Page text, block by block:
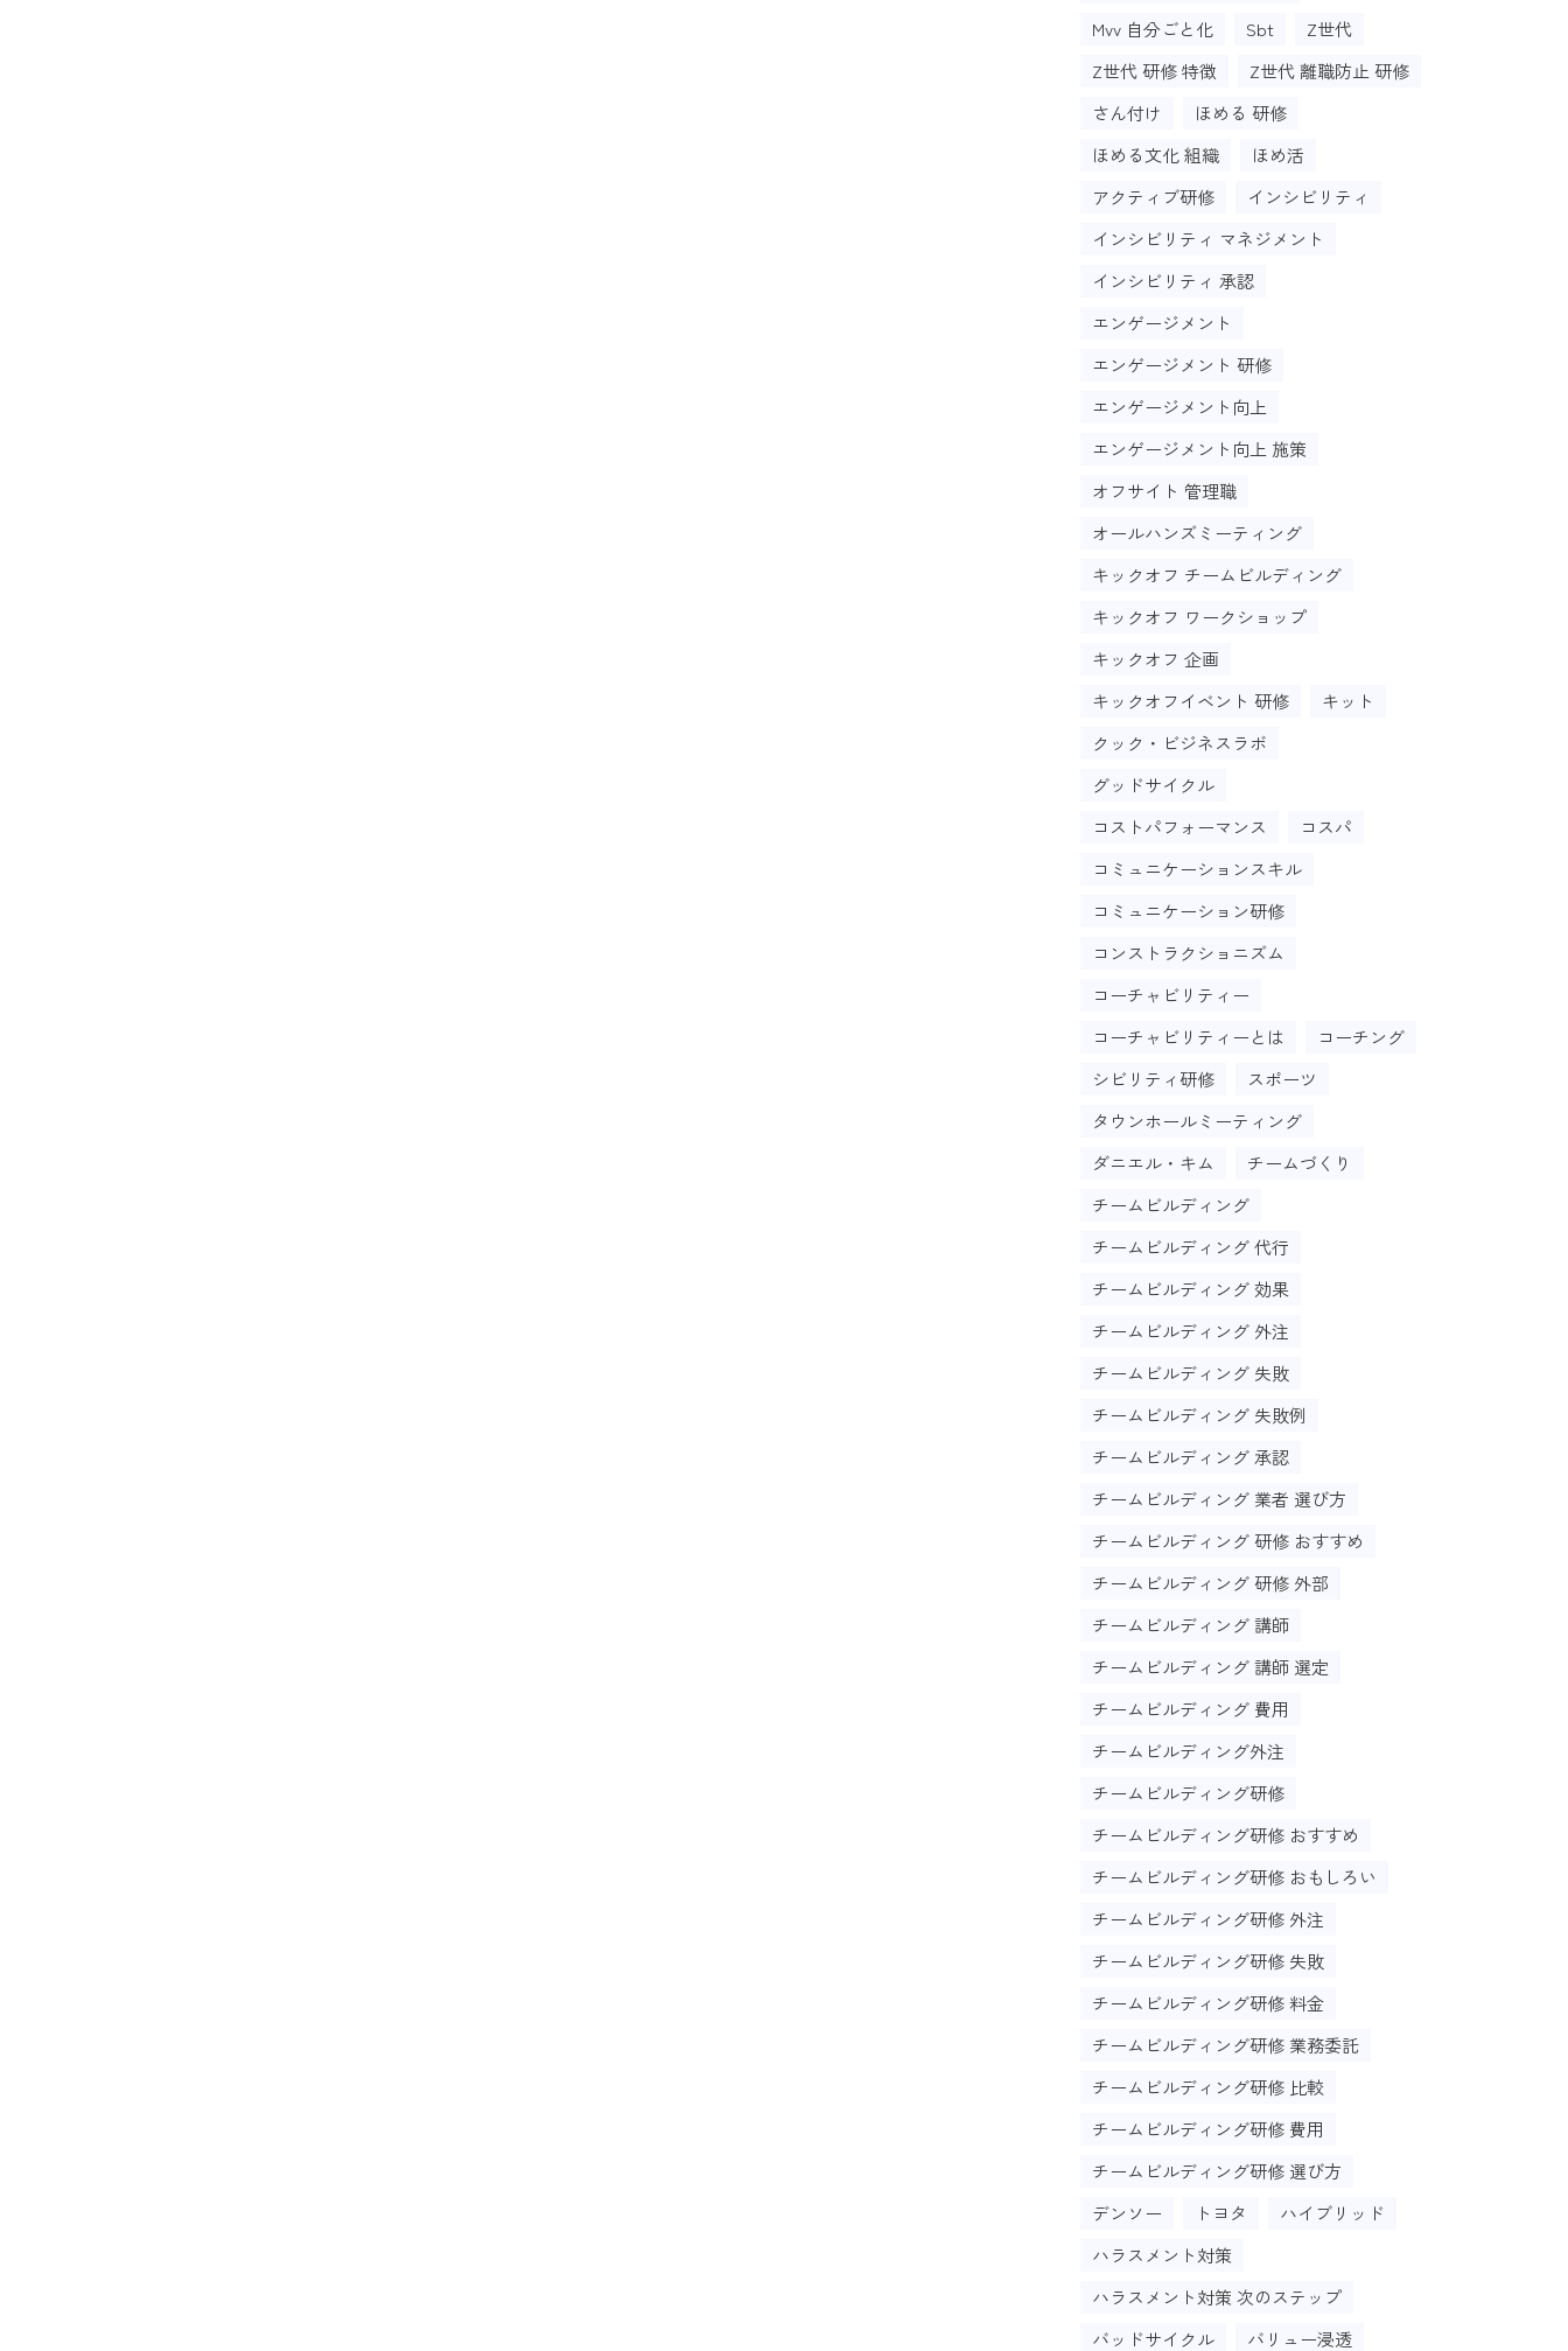
Mvv 自分ごと化
Sbt
Z世代
Z世代 研修 特徴
Z世代 離職防止 研修
さん付け
ほめる 研修
ほめる文化 組織
ほめ活
アクティブ研修
インシビリティ
インシビリティ マネジメント
インシビリティ 承認
エンゲージメント
エンゲージメント 研修
エンゲージメント向上
エンゲージメント向上 施策
オフサイト 管理職
オールハンズミーティング
キックオフ チームビルディング
キックオフ ワークショップ
キックオフ 企画
キックオフイベント 研修
キット
クック・ビジネスラボ
グッドサイクル
コストパフォーマンス
コスパ
コミュニケーションスキル
コミュニケーション研修
コンストラクショニズム
コーチャビリティー
コーチャビリティーとは
コーチング
シビリティ研修
スポーツ
タウンホールミーティング
ダニエル・キム
チームづくり
チームビルディング
チームビルディング 代行
チームビルディング 効果
チームビルディング 外注
チームビルディング 失敗
チームビルディング 失敗例
チームビルディング 承認
チームビルディング 業者 選び方
チームビルディング 研修 おすすめ
チームビルディング 研修 外部
チームビルディング 講師
チームビルディング 講師 選定
チームビルディング 費用
チームビルディング外注
チームビルディング研修
チームビルディング研修 おすすめ
チームビルディング研修 おもしろい
チームビルディング研修 外注
チームビルディング研修 失敗
チームビルディング研修 料金
チームビルディング研修 業務委託
チームビルディング研修 比較
チームビルディング研修 費用
チームビルディング研修 選び方
デンソー
トヨタ
ハイブリッド
ハラスメント対策
ハラスメント対策 次のステップ
バッドサイクル
バリュー浸透